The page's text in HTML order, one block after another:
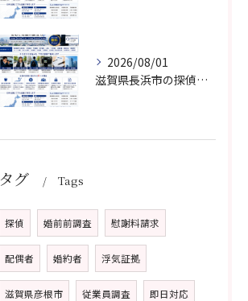
2026/08/01
滋賀県長浜市の探偵なら【滋賀クリスタル探偵事務所】浮気調査・素行調査・人探し・証拠収集ならお任せください
タグ Tags
探偵 婚前前調査 慰謝料請求
配偶者 婚約者 浮気証拠
滋賀県彦根市 従業員調査 即日対応